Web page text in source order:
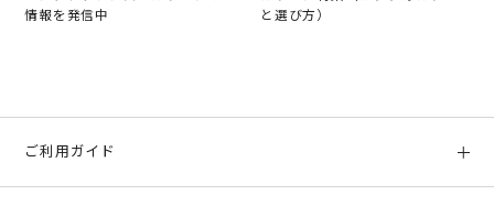
情報を発信中
と選び方）
ご利用ガイド